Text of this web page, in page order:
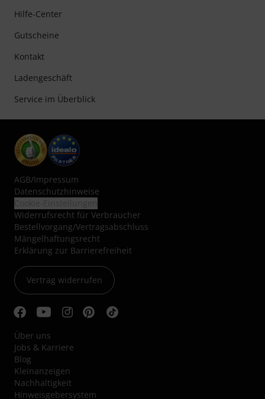
Hilfe-Center
Gutscheine
Kontakt
Ladengeschäft
Service im Überblick
AGB/Impressum
Datenschutzhinweise
Widerrufsrecht für Verbraucher
Bestellvorgang/Vertragsabschluss
Mängelhaftungsrecht
Erklärung zur Barrierefreiheit
Vertrag widerrufen
Über uns
Jobs & Karriere
Blog
Kleinanzeigen
Nachhaltigkeit
Hinweisgebersystem